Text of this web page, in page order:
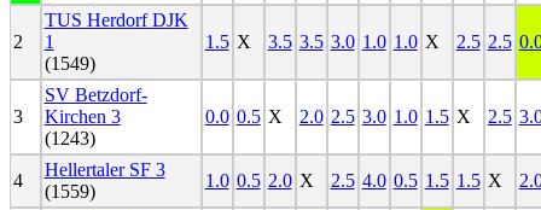
2
TUS Herdorf DJK
1
(1549)
1.5 X 3.5 3.5 3.0 1.0 1.0 X 2.5 2.5
3
SV Betzdorf-
Kirchen 3
(1243)
0.0 0.5 X 2.0 2.5 3.0 1.0 1.5 X 2.5
4
Hellertaler SF 3
(1559)
1.0 0.5 2.0 X 2.5 4.0 0.5 1.5 1.5 X